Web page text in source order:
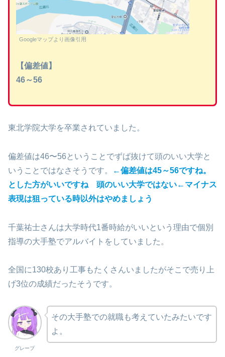
Googleマップより画像引用
【偏差値】
46～56
東北学院大学を卒業されていました。
偏差値は46〜56ということでずば抜けて頭のいい大学と
いうことではなさそうです。
←偏差値は45～56ですね。
とした方がいいですね 頭のいい大学ではない←マイナス
表現は狙っている時以外はやめましょう
千葉祐士さんは大学時代1番時給がいいという理由で個別
指導の大手塾でアルバイトをしていました。
全国に130校あり工事もたくさんいましたがそこで売り上
げ3位の成績だったそうです。
グレープ
その大手塾での就職も考えていたみたいです
よ。